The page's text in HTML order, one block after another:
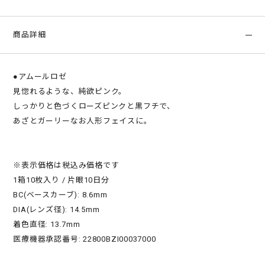
商品詳細
●アムールロゼ
見惚れるような、純欲ピンク。
しっかりと色づくローズピンクと黒フチで、
あざとガーリーなお人形フェイスに。
※表示価格は税込み価格です
1箱10枚入り / 片眼10日分
BC(ベースカーブ): 8.6mm
DIA(レンズ径): 14.5mm
着色直径: 13.7mm
医療機器承認番号: 22800BZI00037000